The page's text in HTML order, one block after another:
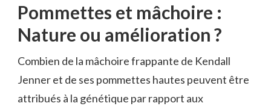
Pommettes et mâchoire :
Nature ou amélioration ?
Combien de la mâchoire frappante de Kendall
Jenner et de ses pommettes hautes peuvent être
attribués à la génétique par rapport aux